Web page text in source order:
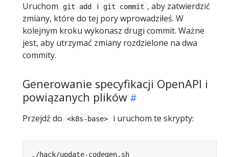
Uruchom git add i git commit , aby zatwierdzić
zmiany, które do tej pory wprowadziłeś. W
kolejnym kroku wykonasz drugi commit. Ważne
jest, aby utrzymać zmiany rozdzielone na dwa
commity.
Generowanie specyfikacji OpenAPI i
powiązanych plików
Przejdź do <k8s-base> i uruchom te skrypty: